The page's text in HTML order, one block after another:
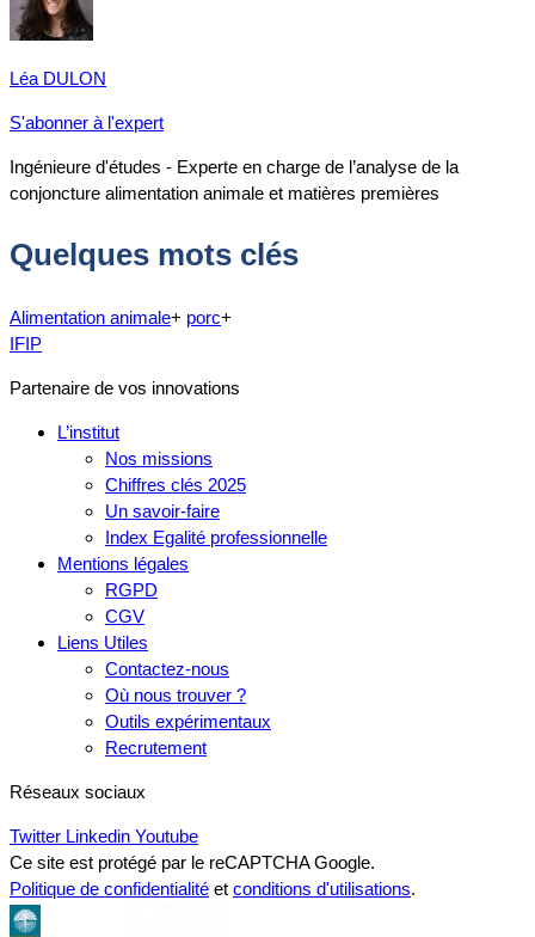
Léa DULON
S'abonner à l'expert
Ingénieure d'études - Experte en charge de l’analyse de la
conjoncture alimentation animale et matières premières
Quelques mots clés
Alimentation animale+ porc+
IFIP
Partenaire de vos innovations
L’institut
Nos missions
Chiffres clés 2025
Un savoir-faire
Index Egalité professionnelle
Mentions légales
RGPD
CGV
Liens Utiles
Contactez-nous
Où nous trouver ?
Outils expérimentaux
Recrutement
Réseaux sociaux
Twitter Linkedin Youtube
Ce site est protégé par le reCAPTCHA Google.
Politique de confidentialité et conditions d'utilisations.